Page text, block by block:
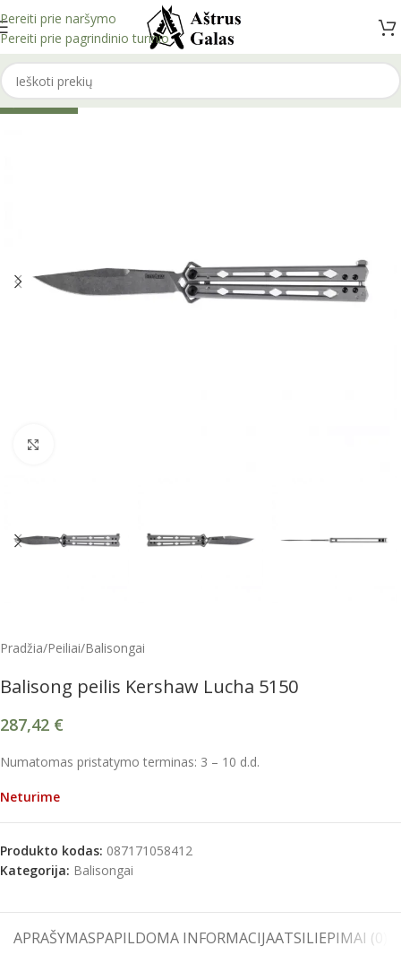
Pereiti prie naršymo
Pereiti prie pagrindinio turinio
Pradžia/Peiliai/Balisongai
Balisong peilis Kershaw Lucha 5150
287,42 €
Numatomas pristatymo terminas: 3 – 10 d.d.
Neturime
Produkto kodas: 087171058412
Kategorija: Balisongai
APRAŠYMASPAPILDOMA INFORMACIJAATSILIEPIMAI (0)